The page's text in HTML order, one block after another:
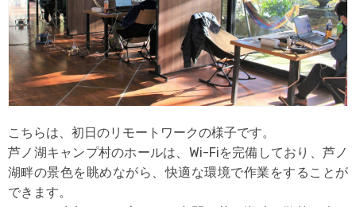
こちらは、初日のリモートワークの様子です。
芦ノ湖キャンプ村のホールは、Wi-Fiを完備しており、芦ノ
湖畔の景色を眺めながら、快適な環境で作業をすることが
できます。